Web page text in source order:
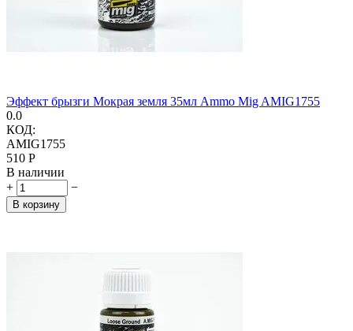
Эффект брызги Мокрая земля 35мл Ammo Mig AMIG1755
0.0
КОД:
AMIG1755
‍510‍ Р
В наличии
+
−
В корзину